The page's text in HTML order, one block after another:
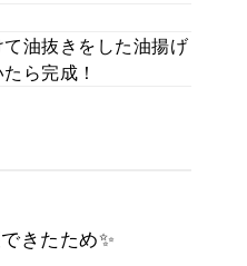
油抜きをした油揚げ
ら完成！
きたため✨